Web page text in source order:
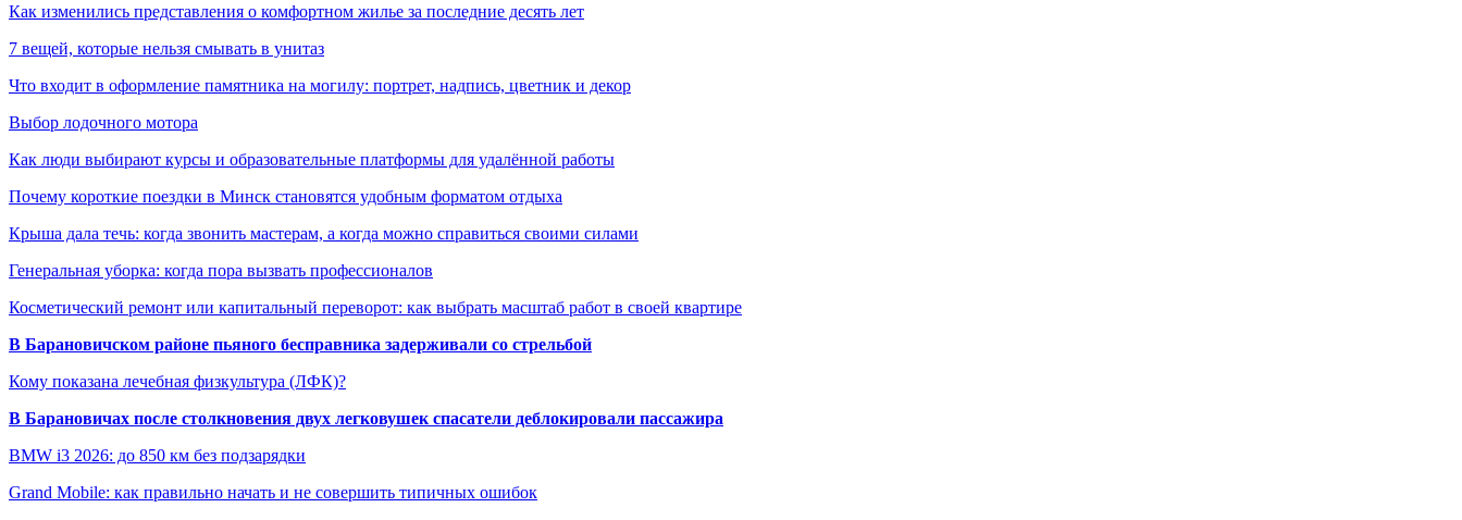
Как изменились представления о комфортном жилье за последние десять лет
7 вещей, которые нельзя смывать в унитаз
Что входит в оформление памятника на могилу: портрет, надпись, цветник и декор
Выбор лодочного мотора
Как люди выбирают курсы и образовательные платформы для удалённой работы
Почему короткие поездки в Минск становятся удобным форматом отдыха
Крыша дала течь: когда звонить мастерам, а когда можно справиться своими силами
Генеральная уборка: когда пора вызвать профессионалов
Косметический ремонт или капитальный переворот: как выбрать масштаб работ в своей квартире
В Барановичском районе пьяного бесправника задерживали со стрельбой
Кому показана лечебная физкультура (ЛФК)?
В Барановичах после столкновения двух легковушек спасатели деблокировали пассажира
BMW i3 2026: до 850 км без подзарядки
Grand Mobile: как правильно начать и не совершить типичных ошибок